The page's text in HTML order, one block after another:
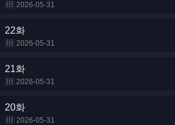
2026-05-31
22화
2026-05-31
21화
2026-05-31
20화
2026-05-31